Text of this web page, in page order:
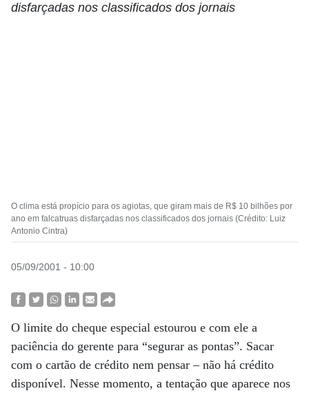
disfarçadas nos classificados dos jornais
O clima está propício para os agiotas, que giram mais de R$ 10 bilhões por
ano em falcatruas disfarçadas nos classificados dos jornais (Crédito: Luiz
Antonio Cintra)
05/09/2001 - 10:00
O limite do cheque especial estourou e com ele a
paciência do gerente para “segurar as pontas”. Sacar
com o cartão de crédito nem pensar – não há crédito
disponível. Nesse momento, a tentação que aparece nos